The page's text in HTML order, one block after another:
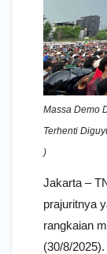
Massa Demo
Terhenti
)
Jakarta –
prajuritnya
rangkaian
(30/8/2025).